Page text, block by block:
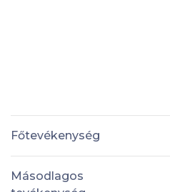
Főtevékenység
Másodlagos